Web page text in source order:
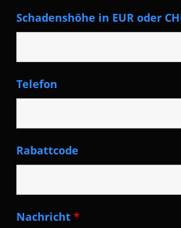
Schadenshöhe in EUR oder
Telefon
Rabattcode
Nachricht*